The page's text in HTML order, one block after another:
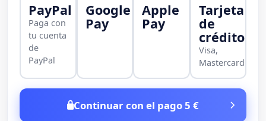
PayPal
Paga con
tu cuenta
de
PayPal
Google
Pay
Apple
Pay
Tarjeta
de
crédito
Visa,
Mastercard
Continuar con el pago 5 €